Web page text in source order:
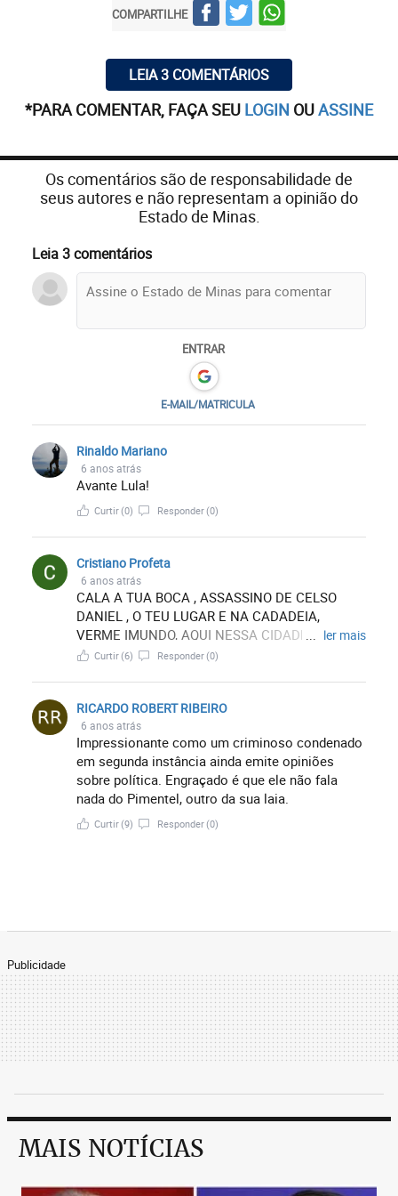
COMPARTILHE
LEIA 3 COMENTÁRIOS
*PARA COMENTAR, FAÇA SEU LOGIN OUASSINE
Os comentários são de responsabilidade de
seus autores e não representam a opinião do
Estado de Minas.
Leia 3 comentários
ENTRAR
E-MAIL/MATRICULA
Rinaldo Mariano
6 anos atrás
Avante Lula!
Curtir(0) Responder(0)
Cristiano Profeta
6 anos atrás
CALA A TUA BOCA , ASSASSINO DE CELSO
DANIEL , O TEU LUGAR E NA CADADEIA,
VERME IMUNDO, AQUI NESSA CIDADE , NESSE
ESTADO E NESSE PAIS, ESSA QUADRILHA DE
COLOCA MAIS A MÃO.
ler mais
Curtir(6) Responder(0)
RICARDO ROBERT RIBEIRO
6 anos atrás
Impressionante como um criminoso condenado
em segunda instância ainda emite opiniões
sobre política. Engraçado é que ele não fala
nada do Pimentel, outro da sua laia.
Curtir(9) Responder(0)
Publicidade
MAIS NOTÍCIAS